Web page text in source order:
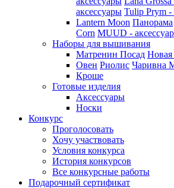
аксессуары Tulip Prym -
Lantern Moon Панорама
Corn MUUD -
Наборы для вышивания
Матренин Посад Новая
Овен Риолис Чаривна
Кроше
Готовые изделия
Аксессуары
Носки
Конкурс
Проголосовать
Хочу участвовать
Условия конкурса
История конкурсов
Все конкурсные работы
Подарочный сертификат